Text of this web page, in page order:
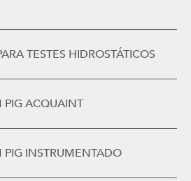
TESTES HIDROSTÁTICOS
PIG ACQUAINT
PIG INSTRUMENTADO